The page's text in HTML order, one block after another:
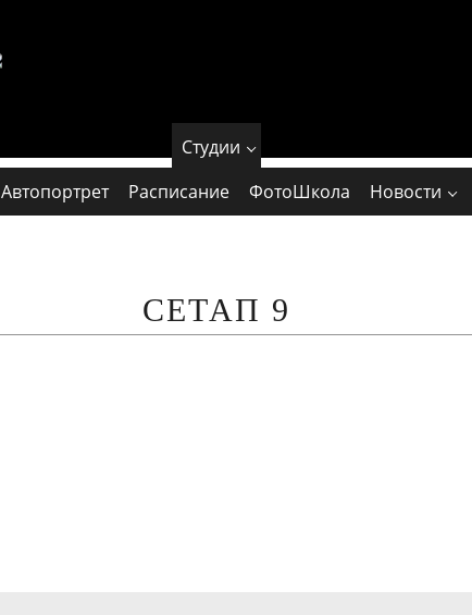
Студии
Автопортрет Расписание ФотоШкола Новости
СЕТАП 9